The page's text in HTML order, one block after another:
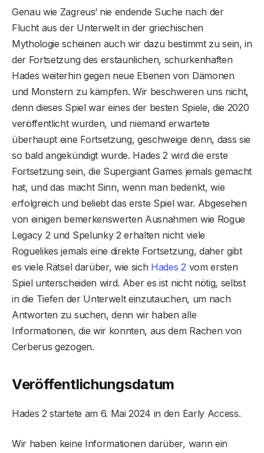
Genau wie Zagreus‘ nie endende Suche nach der
Flucht aus der Unterwelt in der griechischen
Mythologie scheinen auch wir dazu bestimmt zu sein, in
der Fortsetzung des erstaunlichen, schurkenhaften
Hades weiterhin gegen neue Ebenen von Dämonen
und Monstern zu kämpfen. Wir beschweren uns nicht,
denn dieses Spiel war eines der besten Spiele, die 2020
veröffentlicht wurden, und niemand erwartete
überhaupt eine Fortsetzung, geschweige denn, dass sie
so bald angekündigt wurde. Hades 2 wird die erste
Fortsetzung sein, die Supergiant Games jemals gemacht
hat, und das macht Sinn, wenn man bedenkt, wie
erfolgreich und beliebt das erste Spiel war. Abgesehen
von einigen bemerkenswerten Ausnahmen wie Rogue
Legacy 2 und Spelunky 2 erhalten nicht viele
Roguelikes jemals eine direkte Fortsetzung, daher gibt
es viele Rätsel darüber, wie sich Hades 2 vom ersten
Spiel unterscheiden wird. Aber es ist nicht nötig, selbst
in die Tiefen der Unterwelt einzutauchen, um nach
Antworten zu suchen, denn wir haben alle
Informationen, die wir konnten, aus dem Rachen von
Cerberus gezogen.
Veröffentlichungsdatum
Hades 2 startete am 6. Mai 2024 in den Early Access.
Wir haben keine Informationen darüber, wann ein